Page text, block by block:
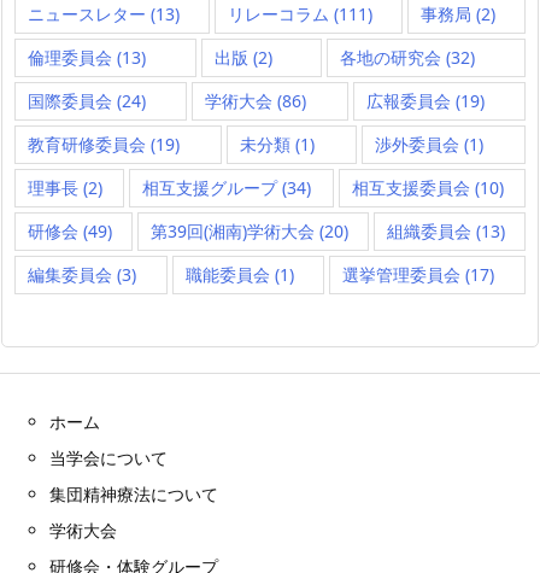
ニュースレター (13) リレーコラム (111) 事務局 (2)
倫理委員会 (13) 出版 (2) 各地の研究会 (32)
国際委員会 (24) 学術大会 (86) 広報委員会 (19)
教育研修委員会 (19) 未分類 (1) 渉外委員会 (1)
理事長 (2) 相互支援グループ(34) 相互支援委員会 (10)
研修会 (49) 第39回(湘南)学術大会 (20) 組織委員会 (13)
編集委員会 (3) 職能委員会 (1) 選挙管理委員会 (17)
ホーム
当学会について
集団精神療法について
学術大会
研修会・体験グループ